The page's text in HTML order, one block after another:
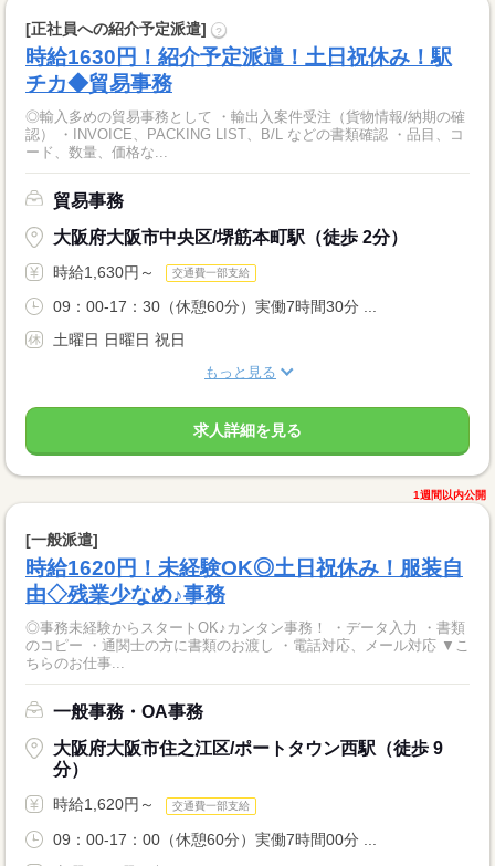
[正社員への紹介予定派遣] ?
時給1630円！紹介予定派遣！土日祝休み！駅
チカ◆貿易事務
◎輸入多めの貿易事務として ・輸出入案件受注（貨物情報/納期の確
認） ・INVOICE、PACKING LIST、B/L などの書類確認 ・品目、コ
ード、数量、価格な...
貿易事務
大阪府大阪市中央区/堺筋本町駅（徒歩 2分）
時給1,630円～ 交通費一部支給
09：00-17：30（休憩60分）実働7時間30分 ...
土曜日 日曜日 祝日
もっと見る
求人詳細を見る
1週間以内公開
[一般派遣]
時給1620円！未経験OK◎土日祝休み！服装自
由◇残業少なめ♪事務
◎事務未経験からスタートOK♪カンタン事務！ ・データ入力 ・書類
のコピー ・通関士の方に書類のお渡し ・電話対応、メール対応 ▼こ
ちらのお仕事...
一般事務・OA事務
大阪府大阪市住之江区/ポートタウン西駅（徒歩 9
分）
時給1,620円～ 交通費一部支給
09：00-17：00（休憩60分）実働7時間00分 ...